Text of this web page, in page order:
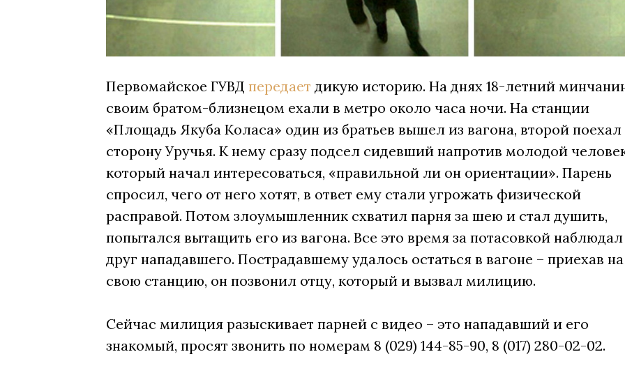
Первомайское ГУВД передает дикую историю. На днях 18-летний
своим братом-близнецом ехали в метро около часа ночи. На станции
«Площадь Якуба Коласа» один из братьев вышел из вагона, второй поехал
сторону Уручья. К нему сразу подсел сидевший напротив молодой
который начал интересоваться, «правильной ли он ориентации». Парень
спросил, чего от него хотят, в ответ ему стали угрожать физической
расправой. Потом злоумышленник схватил парня за шею и стал душить,
попытался вытащить его из вагона. Все это время за потасовкой наблюдал
друг нападавшего. Пострадавшему удалось остаться в вагоне – приехав на
свою станцию, он позвонил отцу, который и вызвал милицию.
Сейчас милиция разыскивает парней с видео – это нападавший и его
знакомый, просят звонить по номерам 8 (029) 144-85-90, 8 (017) 280-02-02.